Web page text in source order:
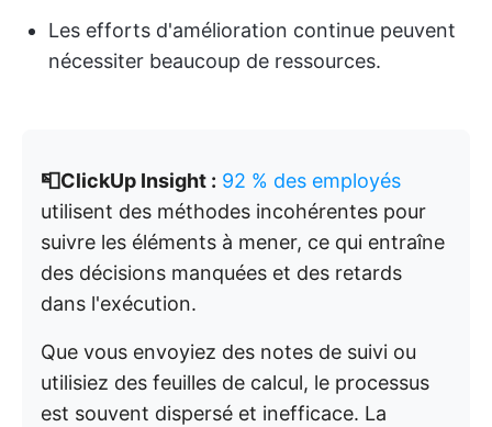
Les efforts d'amélioration continue peuvent
nécessiter beaucoup de ressources.
📮ClickUp Insight : 92 % des employés
utilisent des méthodes incohérentes pour
suivre les éléments à mener, ce qui entraîne
des décisions manquées et des retards
dans l'exécution.
Que vous envoyiez des notes de suivi ou
utilisiez des feuilles de calcul, le processus
est souvent dispersé et inefficace. La